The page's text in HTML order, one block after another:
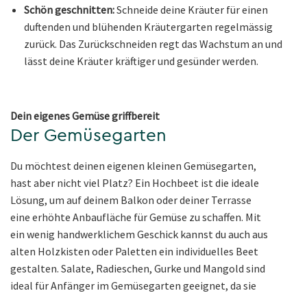
Schön geschnitten:Schneide deine Kräuter für einen
duftenden und blühenden Kräutergarten regelmässig
zurück. Das Zurückschneiden regt das Wachstum an und
lässt deine Kräuter kräftiger und gesünder werden.
Dein eigenes Gemüse griffbereit
Der Gemüsegarten
Du möchtest deinen eigenen kleinen Gemüsegarten,
hast aber nicht viel Platz? Ein Hochbeet ist die ideale
Lösung, um auf deinem Balkon oder deiner Terrasse
eine erhöhte Anbaufläche für Gemüse zu schaffen. Mit
ein wenig handwerklichem Geschick kannst du auch aus
alten Holzkisten oder Paletten ein individuelles Beet
gestalten. Salate, Radieschen, Gurke und Mangold sind
ideal für Anfänger im Gemüsegarten geeignet, da sie